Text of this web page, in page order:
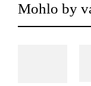
Mohlo by